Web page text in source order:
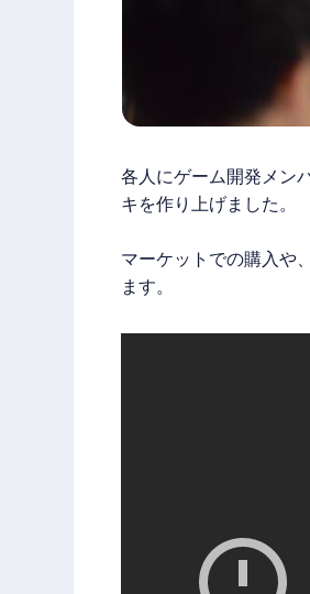
各人にゲーム開発メン
キを作り上げました。
マーケットでの購入や
ます。